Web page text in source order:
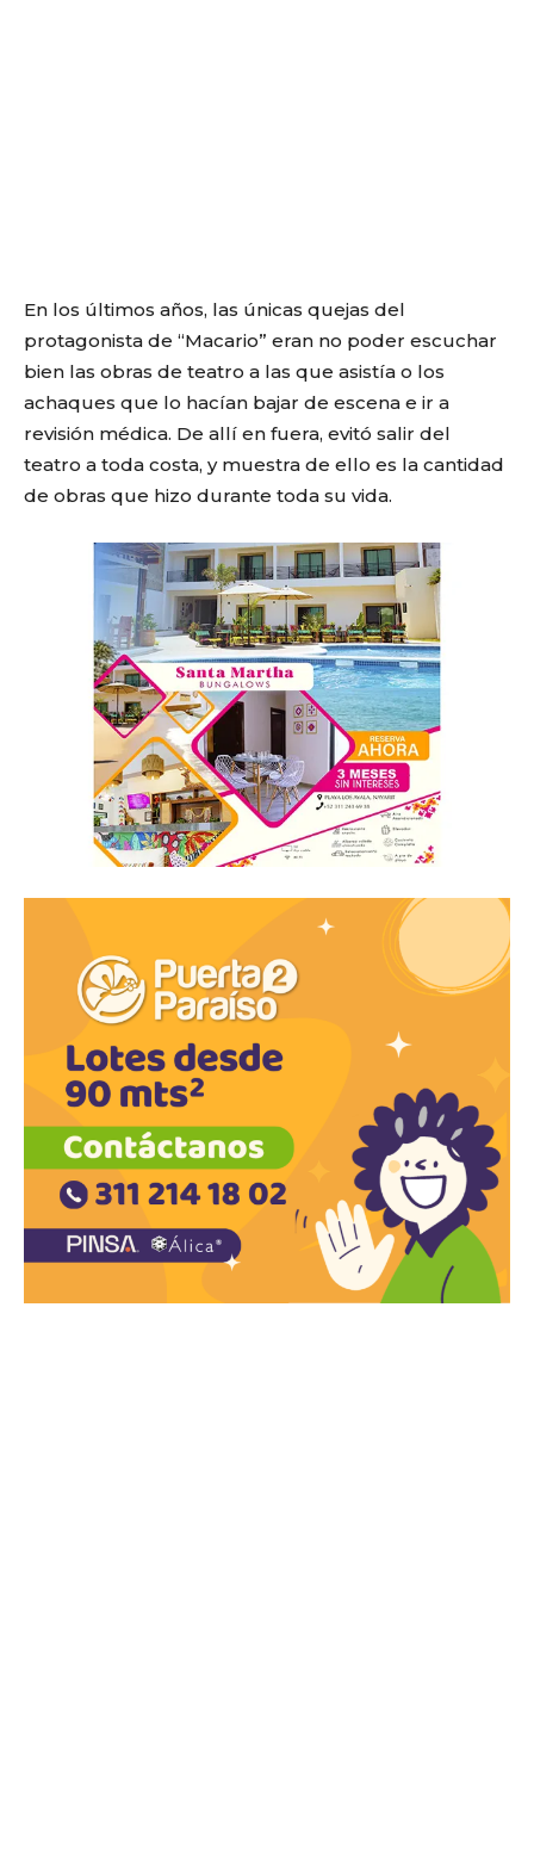
En los últimos años, las únicas quejas del
protagonista de “Macario” eran no poder escuchar
bien las obras de teatro a las que asistía o los
achaques que lo hacían bajar de escena e ir a
revisión médica. De allí en fuera, evitó salir del
teatro a toda costa, y muestra de ello es la cantidad
de obras que hizo durante toda su vida.